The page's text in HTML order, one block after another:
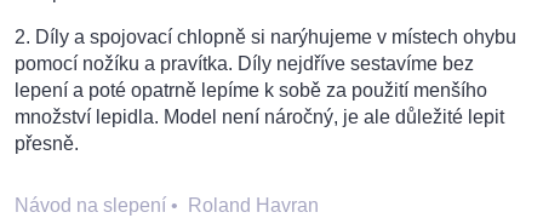
2. Díly a spojovací chlopně si narýhujeme v místech ohybu
pomocí nožíku a pravítka. Díly nejdříve sestavíme bez
lepení a poté opatrně lepíme k sobě za použití menšího
množství lepidla. Model není náročný, je ale důležité lepit
přesně.
Návod na slepení • Roland Havran